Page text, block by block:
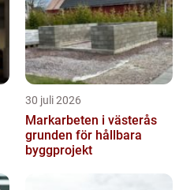
30 juli 2026
Markarbeten i västerås
grunden för hållbara
byggprojekt